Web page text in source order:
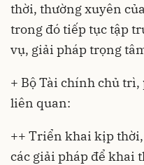
thời, thường xuyên
trong đó tiếp tục tập
vụ, giải pháp trọng
+ Bộ Tài chính chủ trì,
liên quan:
++ Triển khai kịp
các giải pháp để khai